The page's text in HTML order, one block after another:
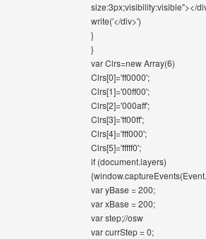
size:3px;visibility:visible"></
write('</div>')
}
}
var Clrs=new Array(6)
Clrs[0]='ff0000';
Clrs[1]='00ff00';
Clrs[2]='000aff';
Clrs[3]='ff00ff';
Clrs[4]='fff000';
Clrs[5]='fffff0';
if (document.layers)
var yBase = 200;
var xBase = 200;
var step;//osw
var currStep = 0;